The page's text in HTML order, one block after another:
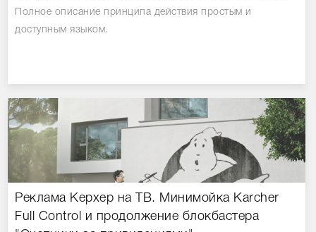
Полное описание принципа действия простым и
доступным языком.
Реклама Керхер на ТВ. Минимойка Karcher
Full Control и продолжение блокбастера